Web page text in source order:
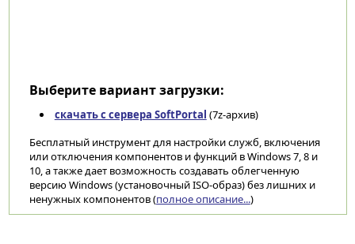
Выберите вариант загрузки:
скачать с сервера SoftPortal (7z-архив)
Бесплатный инструмент для настройки служб, включения
или отключения компонентов и функций в Windows 7, 8 и
10, а также дает возможность создавать облегченную
версию Windows (установочный ISO-образ) без лишних и
ненужных компонентов (полное описание...)